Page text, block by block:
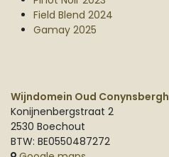
Field Blend 2024
Gamay 2025
Wijndomein Oud Conynsbergh
Konijnenbergstraat 2
2530 Boechout
BTW: BE0550487272